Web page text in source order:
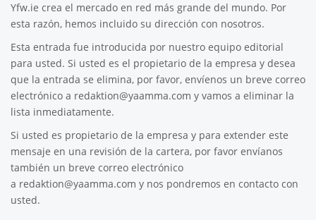
Yfw.ie crea el mercado en red más grande del mundo. Por
esta razón, hemos incluido su dirección con nosotros.
Esta entrada fue introducida por nuestro equipo editorial
para usted. Si usted es el propietario de la empresa y desea
que la entrada se elimina, por favor, envíenos un breve correo
electrónico a redaktion@yaamma.com y vamos a eliminar la
lista inmediatamente.
Si usted es propietario de la empresa y para extender este
mensaje en una revisión de la cartera, por favor envíanos
también un breve correo electrónico
a redaktion@yaamma.com y nos pondremos en contacto con
usted.